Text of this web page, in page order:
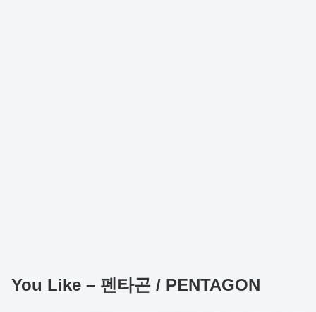
You Like – 펜타곤 / PENTAGON